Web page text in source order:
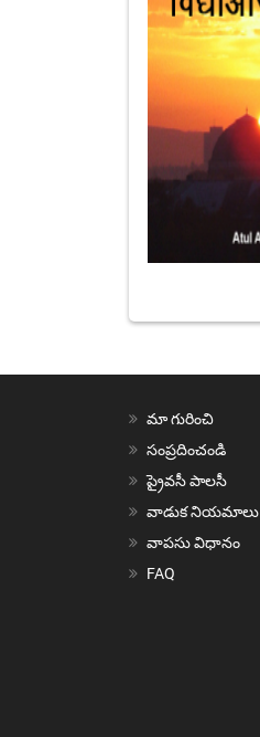
మా గురించి
సంప్రదించండి
ప్రైవసీ పాలసీ
వాడుక నియమాలు
వాపసు విధానం
FAQ